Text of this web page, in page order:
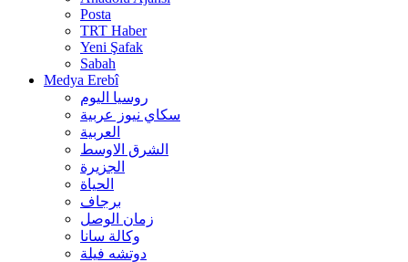
Posta
TRT Haber
Yeni Şafak
Sabah
Medya Erebî
روسیا الیوم
سكاي نيوز عربية
العربية
الشرق الاوسط
الجزيرة
الحیاة
برجاف
زمان الوصل
وکالة سانا
دوتشه فیلة